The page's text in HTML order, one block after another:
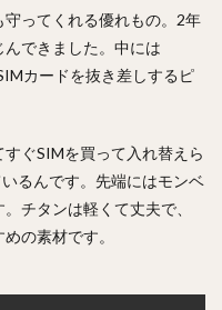
ってくれる優れもの。2年
できました。中には
カードを抜き差しするピ
ぐSIMを買って入れ替えら
るんです。先端にはモンベ
チタンは軽くて丈夫で、
の素材です。